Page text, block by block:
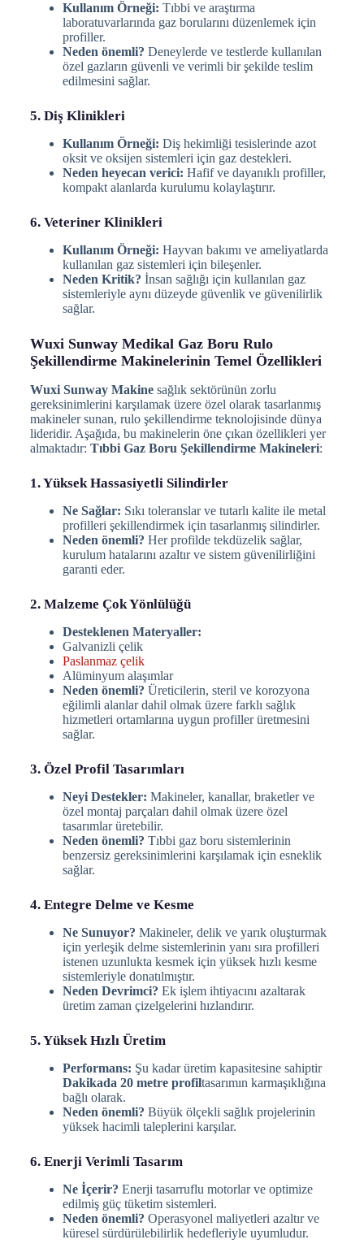
Kullanım Örneği: Tıbbi ve araştırma
laboratuvarlarında gaz borularını düzenlemek için
profiller.
Neden önemli? Deneylerde ve testlerde kullanılan
özel gazların güvenli ve verimli bir şekilde teslim
edilmesini sağlar.
5. Diş Klinikleri
Kullanım Örneği: Diş hekimliği tesislerinde azot
oksit ve oksijen sistemleri için gaz destekleri.
Neden heyecan verici: Hafif ve dayanıklı profiller,
kompakt alanlarda kurulumu kolaylaştırır.
6. Veteriner Klinikleri
Kullanım Örneği: Hayvan bakımı ve ameliyatlarda
kullanılan gaz sistemleri için bileşenler.
Neden Kritik? İnsan sağlığı için kullanılan gaz
sistemleriyle aynı düzeyde güvenlik ve güvenilirlik
sağlar.
Wuxi Sunway Medikal Gaz Boru Rulo
Şekillendirme Makinelerinin Temel Özellikleri
Wuxi Sunway Makinesağlık sektörünün zorlu
gereksinimlerini karşılamak üzere özel olarak tasarlanmış
makineler sunan, rulo şekillendirme teknolojisinde dünya
lideridir. Aşağıda, bu makinelerin öne çıkan özellikleri yer
almaktadır: Tıbbi Gaz Boru Şekillendirme Makineleri:
1. Yüksek Hassasiyetli Silindirler
Ne Sağlar: Sıkı toleranslar ve tutarlı kalite ile metal
profilleri şekillendirmek için tasarlanmış silindirler.
Neden önemli? Her profilde tekdüzelik sağlar,
kurulum hatalarını azaltır ve sistem güvenilirliğini
garanti eder.
2. Malzeme Çok Yönlülüğü
Desteklenen Materyaller:
Galvanizli çelik
Paslanmaz çelik
Alüminyum alaşımlar
Neden önemli? Üreticilerin, steril ve korozyona
eğilimli alanlar dahil olmak üzere farklı sağlık
hizmetleri ortamlarına uygun profiller üretmesini
sağlar.
3. Özel Profil Tasarımları
Neyi Destekler: Makineler, kanallar, braketler ve
özel montaj parçaları dahil olmak üzere özel
tasarımlar üretebilir.
Neden önemli? Tıbbi gaz boru sistemlerinin
benzersiz gereksinimlerini karşılamak için esneklik
sağlar.
4. Entegre Delme ve Kesme
Ne Sunuyor? Makineler, delik ve yarık oluşturmak
için yerleşik delme sistemlerinin yanı sıra profilleri
istenen uzunlukta kesmek için yüksek hızlı kesme
sistemleriyle donatılmıştır.
Neden Devrimci? Ek işlem ihtiyacını azaltarak
üretim zaman çizelgelerini hızlandırır.
5. Yüksek Hızlı Üretim
Performans: Şu kadar üretim kapasitesine sahiptir
Dakikada 20 metre profiltasarımın karmaşıklığına
bağlı olarak.
Neden önemli? Büyük ölçekli sağlık projelerinin
yüksek hacimli taleplerini karşılar.
6. Enerji Verimli Tasarım
Ne İçerir? Enerji tasarruflu motorlar ve optimize
edilmiş güç tüketim sistemleri.
Neden önemli? Operasyonel maliyetleri azaltır ve
küresel sürdürülebilirlik hedefleriyle uyumludur.